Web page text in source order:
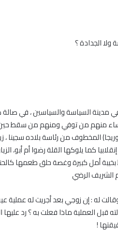
مدينة السياسة والسياسين ، في
منهم من توفي ومنهم من سقط حين
المخطوف من رئاسة بلاده سجينا ،
كما يلوكها القلة رضوا أم أبو،
أمل كبيرة وغصة حلق طعمها
الشريف الرضي
له : إن زوجي بعد أجريت له
العملية ماذا فعلت به ؟ رد عليها
!